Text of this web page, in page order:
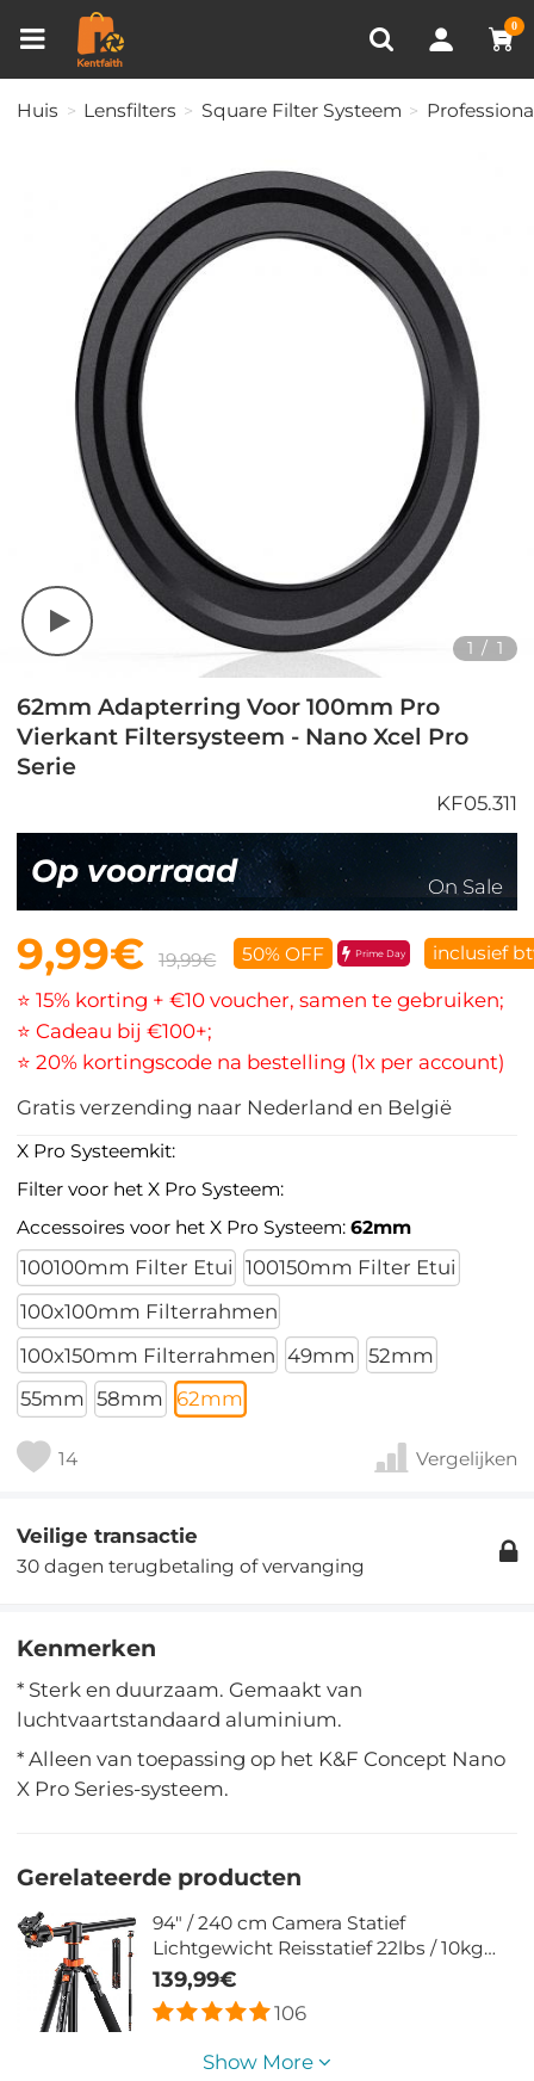
0
RECENT BEKEKEN
Huis Lensfilters Square Filter Systeem
1 / 1
62mm Adapterring Voor 100mm Pro
Vierkant Filtersysteem - Nano Xcel Pro
Serie
KF05.311
Op voorraad On Sale
9,99€ 19,99€ 50% OFF Prime Day inclusief
⭐ 15% korting + €10 voucher, samen te gebruiken;
⭐ Cadeau bij €100+;
⭐ 20% kortingscode na bestelling (1x per account)
Gratis verzending naar Nederland en België
X Pro Systeemkit:
Filter voor het X Pro Systeem:
Accessoires voor het X Pro Systeem:62mm
100100mm Filter Etui
100150mm Filter Etui
100x100mm Filterrahmen
100x150mm Filterrahmen 49mm
52mm
55mm 58mm 62mm
14 Vergelijken
Veilige transactie
30 dagen terugbetaling of vervanging
Kenmerken
* Sterk en duurzaam. Gemaakt van
luchtvaartstandaard aluminium.
* Alleen van toepassing op het K&F Concept Nano
X Pro Series-systeem.
Gerelateerde producten
94" / 240 cm Camera Statief
Lichtgewicht Reisstatief 22lbs / 10kg
Belasting met Afneembare Monopod
voor DSLR SLR T254A8+BH-28L
(SA254T1)
139,99€
106
Show More